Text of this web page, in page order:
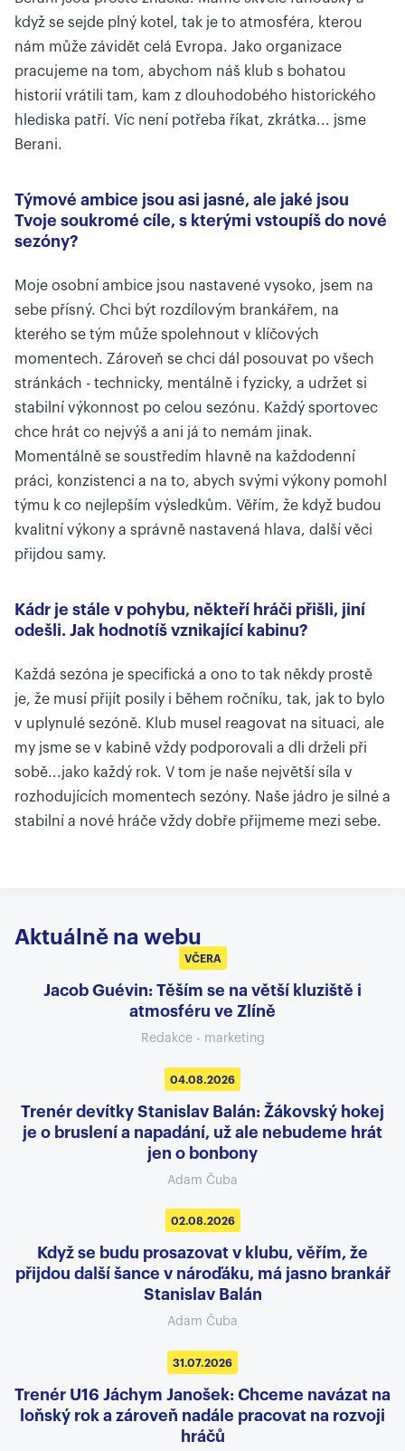
když se sejde plný kotel, tak je to atmosféra, kterou
nám může závidět celá Evropa. Jako organizace
pracujeme na tom, abychom náš klub s bohatou
historií vrátili tam, kam z dlouhodobého historického
hlediska patří. Víc není potřeba říkat, zkrátka... jsme
Berani.
Týmové ambice jsou asi jasné, ale jaké jsou
Tvoje soukromé cíle, s kterými vstoupíš do nové
sezóny?
Moje osobní ambice jsou nastavené vysoko, jsem na
sebe přísný. Chci být rozdílovým brankářem, na
kterého se tým může spolehnout v klíčových
momentech. Zároveň se chci dál posouvat po všech
stránkách - technicky, mentálně i fyzicky, a udržet si
stabilní výkonnost po celou sezónu. Každý sportovec
chce hrát co nejvýš a ani já to nemám jinak.
Momentálně se soustředím hlavně na každodenní
práci, konzistenci a na to, abych svými výkony pomohl
týmu k co nejlepším výsledkům. Věřím, že když budou
kvalitní výkony a správně nastavená hlava, další věci
přijdou samy.
Kádr je stále v pohybu, někteří hráči přišli, jiní
odešli. Jak hodnotíš vznikající kabinu?
Každá sezóna je specifická a ono to tak někdy prostě
je, že musí přijít posily i během ročníku, tak, jak to bylo
v uplynulé sezóně. Klub musel reagovat na situaci, ale
my jsme se v kabině vždy podporovali a dli drželi při
sobě...jako každý rok. V tom je naše největší síla v
rozhodujících momentech sezóny. Naše jádro je silné a
stabilní a nové hráče vždy dobře přijmeme mezi sebe.
Aktuálně na webu
VČERA
Jacob Guévin: Těším se na větší kluziště i
atmosféru ve Zlíně
Redakce - marketing
04.08.2026
Trenér devítky Stanislav Balán: Žákovský hokej
je o bruslení a napadání, už ale nebudeme hrát
jen o bonbony
Adam Čuba
02.08.2026
Když se budu prosazovat v klubu, věřím, že
přijdou další šance v nároďáku, má jasno brankář
Stanislav Balán
Adam Čuba
31.07.2026
Trenér U16 Jáchym Janošek: Chceme navázat na
loňský rok a zároveň nadále pracovat na rozvoji
hráčů